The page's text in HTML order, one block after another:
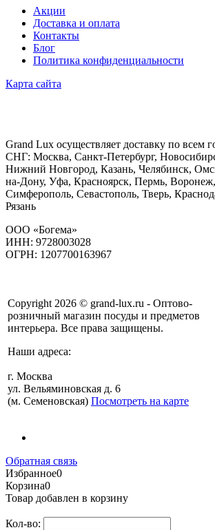
Акции
Доставка и оплата
Контакты
Блог
Политика конфиденциальности
Карта сайта
Grand Lux осуществляет доставку по всем
СНГ: Москва, Санкт-Петербург,
Нижний Новгород, Казань, Челябинск,
на-Дону, Уфа, Красноярск, Пермь,
Симферополь, Севастополь, Тверь,
Рязань
ООО «Богема»
ИНН: 9728003028
ОГРН: 1207700163967
Copyright 2026 © grand-lux.ru - Оптово-
розничный магазин посуды и предметов
интерьера. Все права защищены.
Наши адреса:
г. Москва
ул. Вельяминовская д. 6
(м. Семеновская) Посмотреть на карте
Обратная связь
Избранное0
Корзина0
Товар добавлен в корзину
Кол-во: